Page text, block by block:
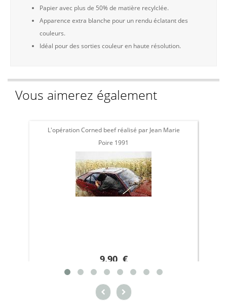
Papier avec plus de 50% de matière recylclée.
Apparence extra blanche pour un rendu éclatant des
couleurs.
Idéal pour des sorties couleur en haute résolution.
Vous aimerez également
L'opération Corned beef réalisé par Jean Marie
Poire 1991
9.90 €